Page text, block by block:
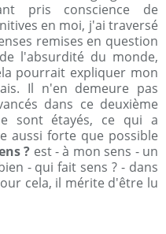
pris conscience de
en moi, j'ai traversé
remises en question
l'absurdité du monde,
pourrait expliquer mon
Il n'en demeure pas
dans ce deuxième
sont étayés, ce qui a
aussi forte que possible
? est - à mon sens - un
- qui fait sens ? - dans
cela, il mérite d'être lu